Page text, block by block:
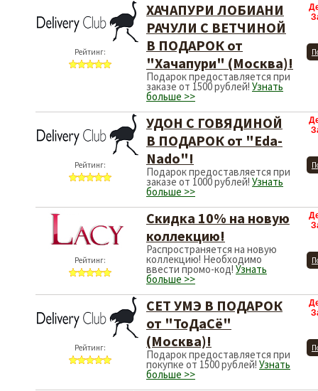
Рейтинг:
ХАЧАПУРИ ЛОБИАНИ
РАЧУЛИ С ВЕТЧИНОЙ
В ПОДАРОК от
"Хачапури" (Москва)!
Подарок предоставляется при
заказе от 1500 рублей! Узнать
больше >>
Рейтинг:
УДОН С ГОВЯДИНОЙ
В ПОДАРОК от "Eda-
Nado"!
Подарок предоставляется при
заказе от 1000 рублей! Узнать
больше >>
Рейтинг:
Скидка 10% на новую
коллекцию!
Распространяется на новую
коллекцию! Необходимо
ввести промо-код! Узнать
больше >>
Рейтинг:
СЕТ УМЭ В ПОДАРОК
от "ТоДаСё"
(Москва)!
Подарок предоставляется при
покупке от 1500 рублей! Узнать
больше >>